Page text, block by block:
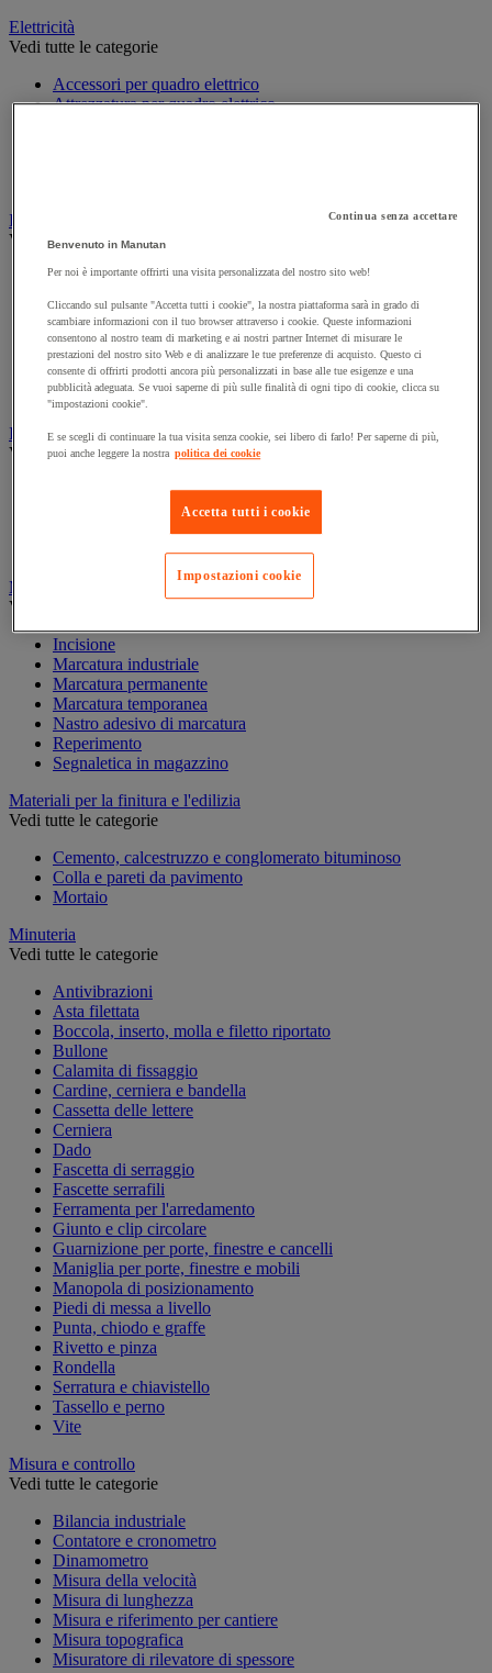
Elettricità
Vedi tutte le categorie
Accessori per quadro elettrico
Attrezzatura per quadro elettrico
Illuminazione
Vedi tutte le categorie
Illuminazione interna ed esterna
Lampada da officina
Lampada frontale
Lampada portatile
Lampadina
Proiettore da cantiere
Torcia
Ingrassaggio e lubrificazione
Vedi tutte le categorie
Attrezzi per lubrificazione
Lubrificante e sbloccante
Marcatura
Vedi tutte le categorie
Incisione
Marcatura industriale
Marcatura permanente
Marcatura temporanea
Nastro adesivo di marcatura
Reperimento
Segnaletica in magazzino
Materiali per la finitura e l'edilizia
Vedi tutte le categorie
Cemento, calcestruzzo e conglomerato bituminoso
Colla e pareti da pavimento
Mortaio
Minuteria
Vedi tutte le categorie
Antivibrazioni
Asta filettata
Boccola, inserto, molla e filetto riportato
Bullone
Calamita di fissaggio
Cardine, cerniera e bandella
Cassetta delle lettere
Cerniera
Dado
Fascetta di serraggio
Fascette serrafili
Ferramenta per l'arredamento
Giunto e clip circolare
Guarnizione per porte, finestre e cancelli
Maniglia per porte, finestre e mobili
Manopola di posizionamento
Piedi di messa a livello
Punta, chiodo e graffe
Rivetto e pinza
Rondella
Serratura e chiavistello
Tassello e perno
Vite
Misura e controllo
Vedi tutte le categorie
Bilancia industriale
Contatore e cronometro
Dinamometro
Misura della velocità
Misura di lunghezza
Misura e riferimento per cantiere
Misura topografica
Misuratore di rilevatore di spessore
Continua senza accettare
Benvenuto in Manutan
Per noi è importante offrirti una visita personalizzata del nostro sito web!
Cliccando sul pulsante "Accetta tutti i cookie", la nostra piattaforma sarà in grado di
scambiare informazioni con il tuo browser attraverso i cookie. Queste informazioni
consentono al nostro team di marketing e ai nostri partner Internet di misurare le
prestazioni del nostro sito Web e di analizzare le tue preferenze di acquisto. Questo ci
consente di offrirti prodotti ancora più personalizzati in base alle tue esigenze e una
pubblicità adeguata. Se vuoi saperne di più sulle finalità di ogni tipo di cookie, clicca su
"impostazioni cookie".
E se scegli di continuare la tua visita senza cookie, sei libero di farlo! Per saperne di più,
puoi anche leggere la nostra politica dei cookie
Accetta tutti i cookie
Impostazioni cookie